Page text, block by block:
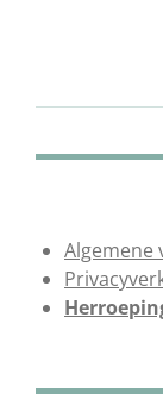
Algemene